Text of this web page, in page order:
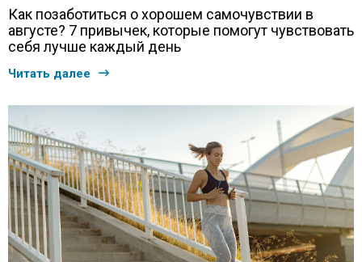
Как позаботиться о хорошем самочувствии в
августе? 7 привычек, которые помогут чувствовать
себя лучше каждый день
Читать далее